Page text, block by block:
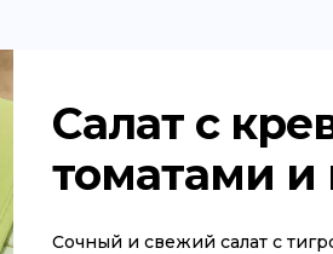
Салат с
томатами и
Сочный и свежий салат с